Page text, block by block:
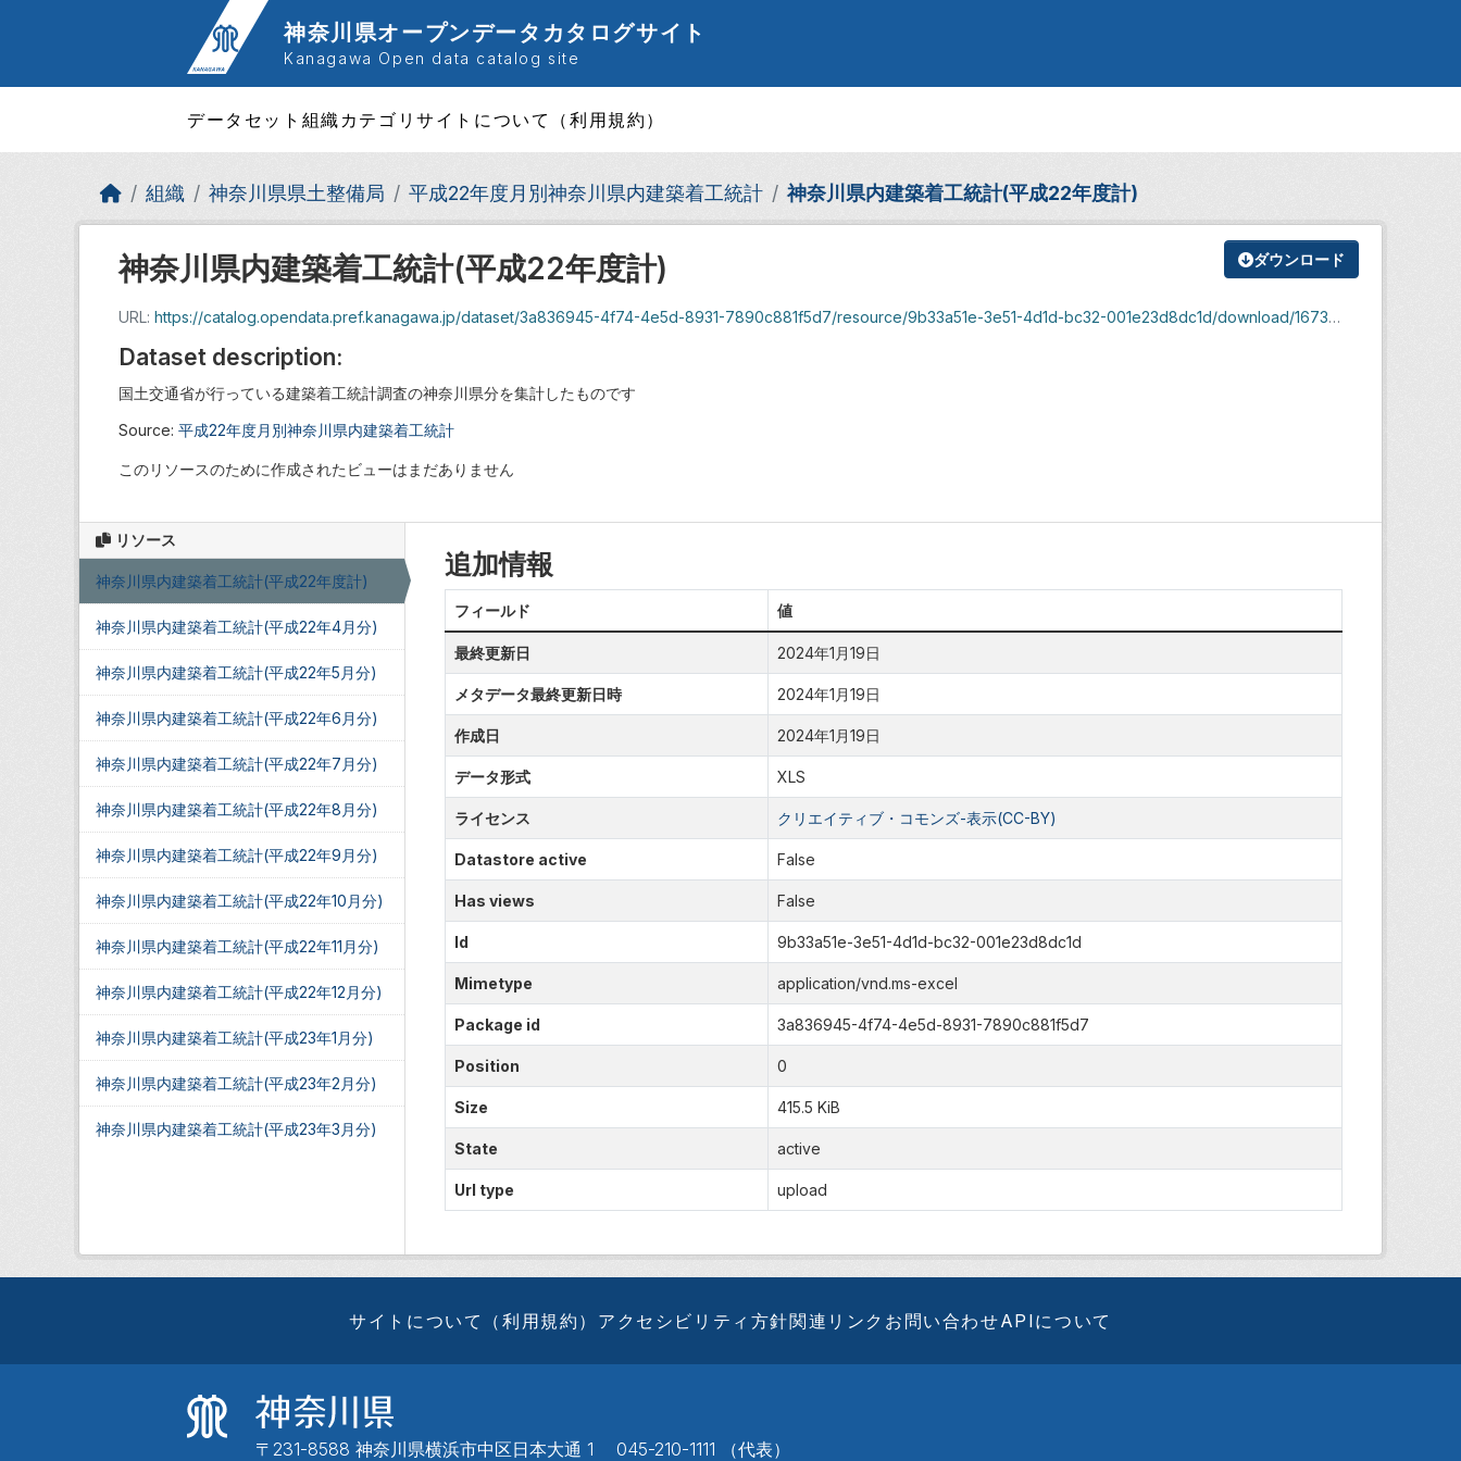
神奈川県オープンデータカタログサイト
Kanagawa Open data catalog site
データセット 組織 カテゴリサイトについて（利用規約）
組織 神奈川県県土整備局 平成22年度月別神奈川県内建築着工統計 神奈川県内建築着工統計(平成22年度計)
ダウンロード
神奈川県内建築着工統計(平成22年度計)
URL: https://catalog.opendata.pref.kanagawa.jp/dataset/3a836945-4f74-4e5d-8931-7890c881f5d7/resource/9b33a51e-3e51-4d1d-bc32-001e23d8dc1d/download/167322.xls
Dataset description:
国土交通省が行っている建築着工統計調査の神奈川県分を集計したものです
Source: 平成22年度月別神奈川県内建築着工統計
このリソースのために作成されたビューはまだありません
リソース
神奈川県内建築着工統計(平成22年度計)
神奈川県内建築着工統計(平成22年4月分)
神奈川県内建築着工統計(平成22年5月分)
神奈川県内建築着工統計(平成22年6月分)
神奈川県内建築着工統計(平成22年7月分)
神奈川県内建築着工統計(平成22年8月分)
神奈川県内建築着工統計(平成22年9月分)
神奈川県内建築着工統計(平成22年10月分)
神奈川県内建築着工統計(平成22年11月分)
神奈川県内建築着工統計(平成22年12月分)
神奈川県内建築着工統計(平成23年1月分)
神奈川県内建築着工統計(平成23年2月分)
神奈川県内建築着工統計(平成23年3月分)
追加情報
フィールド 値
最終更新日 2024年1月19日
メタデータ最終更新日時 2024年1月19日
作成日 2024年1月19日
データ形式 XLS
ライセンス クリエイティブ・コモンズ-表示(CC-BY)
Datastore active False
Has views False
Id 9b33a51e-3e51-4d1d-bc32-001e23d8dc1d
Mimetype application/vnd.ms-excel
Package id 3a836945-4f74-4e5d-8931-7890c881f5d7
Position 0
Size 415.5 KiB
State active
Url type upload
サイトについて（利用規約） アクセシビリティ方針関連リンク お問い合わせAPIについて
〒231-8588 神奈川県横浜市中区日本大通 1 045-210-1111 （代表）